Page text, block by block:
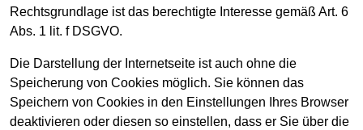
Rechtsgrundlage ist das berechtigte Interesse gemäß Art. 6
Abs. 1 lit. f DSGVO.
Die Darstellung der Internetseite ist auch ohne die
Speicherung von Cookies möglich. Sie können das
Speichern von Cookies in den Einstellungen Ihres Browser
deaktivieren oder diesen so einstellen, dass er Sie über die